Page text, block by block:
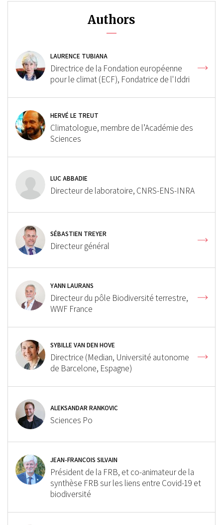
Authors
LAURENCE TUBIANA
Directrice de la Fondation européenne
pour le climat (ECF), Fondatrice de l'Iddri
HERVÉ LE TREUT
Climatologue, membre de l’Académie des
Sciences
LUC ABBADIE
Directeur de laboratoire, CNRS-ENS-INRA
SÉBASTIEN TREYER
Directeur général
YANN LAURANS
Directeur du pôle Biodiversité terrestre,
WWF France
SYBILLE VAN DEN HOVE
Directrice (Median, Université autonome
de Barcelone, Espagne)
ALEKSANDAR RANKOVIC
Sciences Po
JEAN-FRANÇOIS SILVAIN
Président de la FRB, et co-animateur de la
synthèse FRB sur les liens entre Covid-19 et
biodiversité